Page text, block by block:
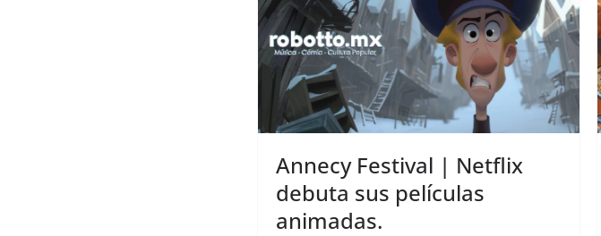
Annecy Festival | Netflix
debuta sus películas
animadas.